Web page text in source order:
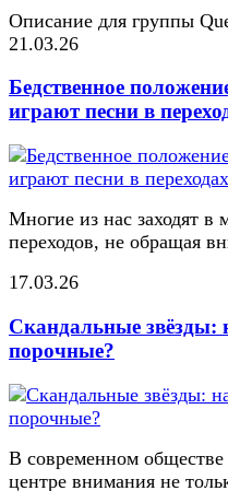
Описание для группы
21.03.26
Бедственное
играют песни в
Многие из нас заходят в
переходов, не обращая
17.03.26
Скандальные звёзды:
порочные?
В современном обществе
центре внимания не